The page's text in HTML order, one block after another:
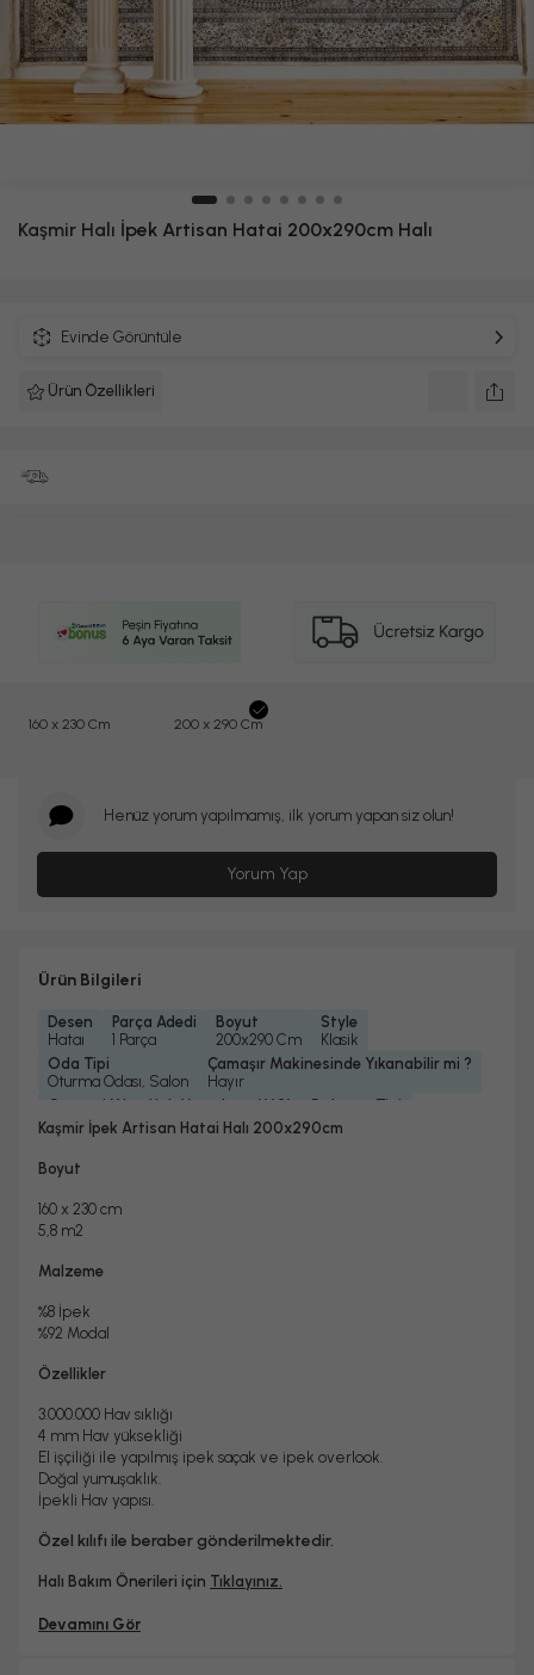
Kaşmir Halı İpek Artisan Hatai 200x290cm Halı
Evinde Görüntüle
Ürün Özellikleri
160 x 230 Cm 200 x 290 Cm
Henüz yorum yapılmamış, ilk yorum yapan siz olun!
Yorum Yap
Ürün Bilgileri
Desen
Hataı
Parça Adedi
1 Parça
Boyut
200x290 Cm
Style
Klasik
Oda Tipi
Oturma Odası, Salon
Çamaşır Makinesinde Yıkanabilir mi ?
Hayır
Garanti Yılı
2 Yıl
Halı Metrekare (M2)
5, 8
Dokuma Tipi
Makine Halısı
Kaşmir İpek Artisan Hatai Halı 200x290cm
Boyut
160 x 230 cm
5,8 m2
Malzeme
%8 İpek
%92 Modal
Özellikler
3.000.000 Hav sıklığı
4 mm Hav yüksekliği
El işçiliği ile yapılmış ipek saçak ve ipek overlook.
Doğal yumuşaklık.
İpekli Hav yapısı.
Özel kılıfı ile beraber gönderilmektedir.
Halı Bakım Önerileri için Tıklayınız.
Devamını Gör